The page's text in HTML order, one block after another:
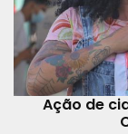
Ação de